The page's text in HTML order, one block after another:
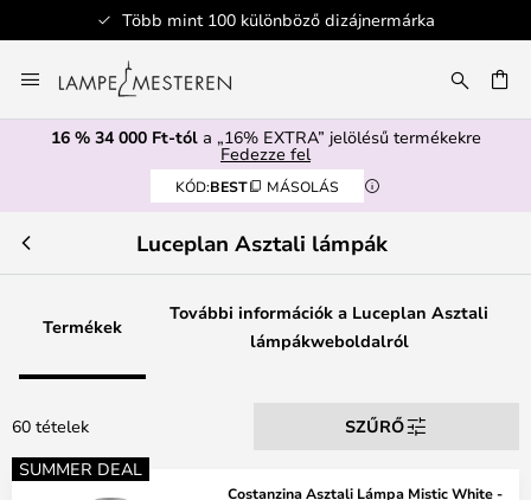
Több mint 100 különböző dizájnermárka
a
tartalomhoz
16 % 34 000 Ft-tóla „16% EXTRA” jelölésű termékekre
Fedezze fel
KÓD:BEST MÁSOLÁS
Luceplan Asztali lámpák
Termékek
További információk a Luceplan Asztali
lámpákweboldalról
60 tételek
SZŰRŐ
SUMMER DEAL
Costanzina Asztali Lámpa Mistic White -